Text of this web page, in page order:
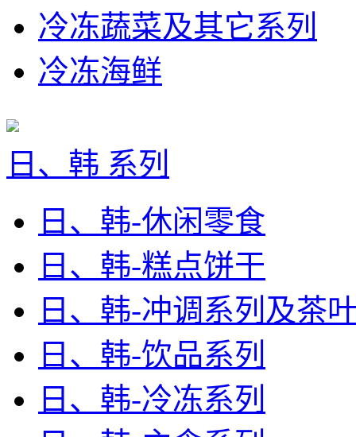
冷冻蔬菜及其它系列
冷冻海鲜
日、韩 系列
日、韩-休闲零食
日、韩-糕点饼干
日、韩-冲调系列及茶
日、韩-饮品系列
日、韩-冷冻系列